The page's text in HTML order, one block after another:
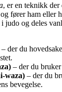
, er en teknikk der
fører ham eller
judo og deles
– der du
– der du
waza) – der du
bevegelse.